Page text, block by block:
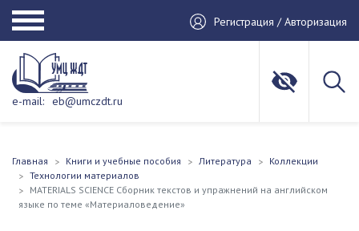
Регистрация / Авторизация
e-mail: eb@umczdt.ru
Главная Книги и учебные пособия Литература
Коллекции
Технологии материалов
MATERIALS SCIENCE Сборник текстов и упражнений на английском
языке по теме «Материаловедение»